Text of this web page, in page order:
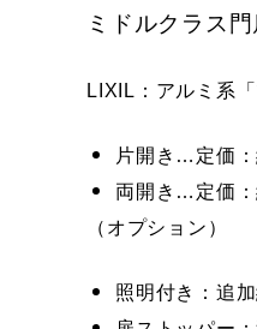
ミドルクラス
LIXIL：アルミ系
片開き…定価
両開き…定価
（オプション）
照明付き：追